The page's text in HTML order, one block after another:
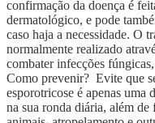
confirmação da doença é
dermatológico, e pode
caso haja a necessidade. O
normalmente realizado
combater infecções
Como prevenir? Evite que
esporotricose é apenas uma
na sua ronda diária, além